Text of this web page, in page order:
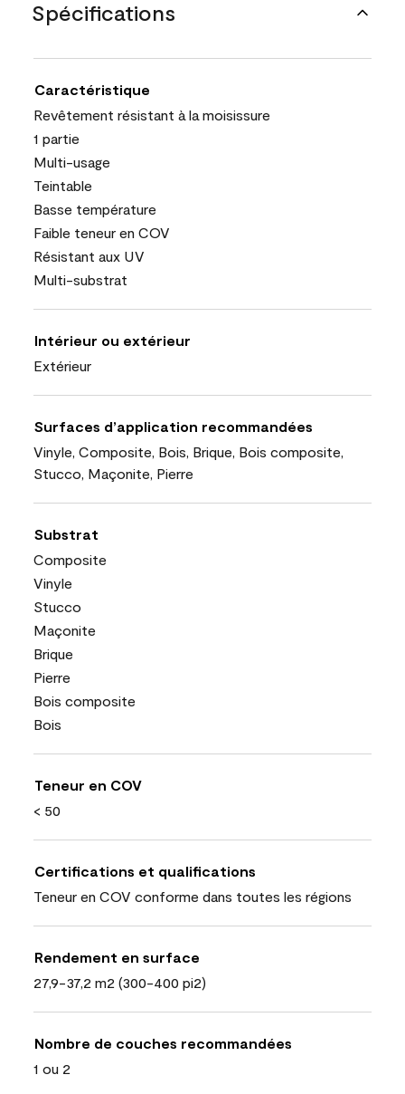
Spécifications
Caractéristique
Revêtement résistant à la moisissure
1 partie
Multi-usage
Teintable
Basse température
Faible teneur en COV
Résistant aux UV
Multi-substrat
Intérieur ou extérieur
Extérieur
Surfaces d’application recommandées
Vinyle, Composite, Bois, Brique, Bois composite,
Stucco, Maçonite, Pierre
Substrat
Composite
Vinyle
Stucco
Maçonite
Brique
Pierre
Bois composite
Bois
Teneur en COV
< 50
Certifications et qualifications
Teneur en COV conforme dans toutes les régions
Rendement en surface
27,9-37,2 m2 (300-400 pi2)
Nombre de couches recommandées
1 ou 2